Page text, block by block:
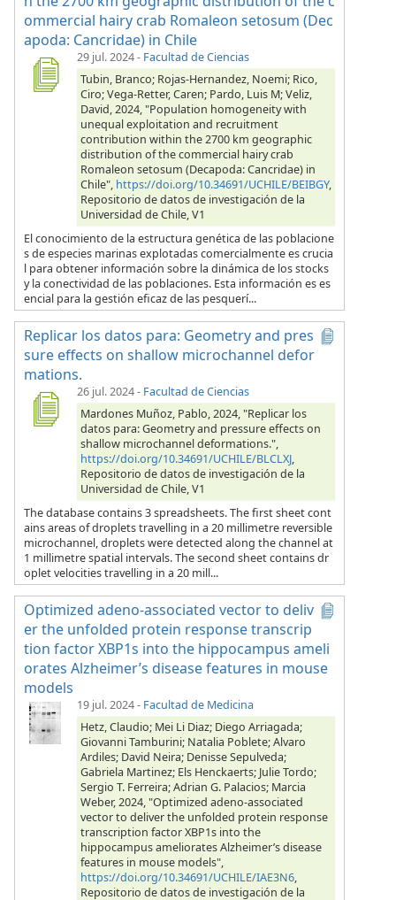
ommercial hairy crab Romaleon setosum (Dec
apoda: Cancridae) in Chile
29 jul. 2024- Facultad de Ciencias
Tubin, Branco; Rojas-Hernandez, Noemi; Rico,
Ciro; Vega-Retter, Caren; Pardo, Luis M; Veliz,
David, 2024, "Population homogeneity with
unequal exploitation and recruitment
contribution within the 2700 km geographic
distribution of the commercial hairy crab
Romaleon setosum (Decapoda: Cancridae) in
Chile", https://doi.org/10.34691/UCHILE/BEIBGY,
Repositorio de datos de investigación de la
Universidad de Chile, V1
El conocimiento de la estructura genética de las poblacione
s de especies marinas explotadas comercialmente es crucia
l para obtener información sobre la dinámica de los stocks
y la conectividad de las poblaciones. Esta información es es
encial para la gestión eficaz de las pesquerí...
Replicar los datos para: Geometry and pres
sure effects on shallow microchannel defor
mations.
26 jul. 2024- Facultad de Ciencias
Mardones Muñoz, Pablo, 2024, "Replicar los
datos para: Geometry and pressure effects on
shallow microchannel deformations.",
https://doi.org/10.34691/UCHILE/BLCLXJ,
Repositorio de datos de investigación de la
Universidad de Chile, V1
The database contains 3 spreadsheets. The first sheet cont
ains areas of droplets travelling in a 20 millimetre reversible
microchannel, droplets were detected along the channel at
1 millimetre spatial intervals. The second sheet contains dr
oplet velocities travelling in a 20 mill...
Optimized adeno-associated vector to deliv
er the unfolded protein response transcrip
tion factor XBP1s into the hippocampus ameli
orates Alzheimer’s disease features in mouse
models
19 jul. 2024- Facultad de Medicina
Hetz, Claudio; Mei Li Diaz; Diego Arriagada;
Giovanni Tamburini; Natalia Poblete; Alvaro
Ardiles; David Neira; Denisse Sepulveda;
Gabriela Martinez; Els Henckaerts; Julie Tordo;
Sergio T. Ferreira; Adrian G. Palacios; Marcia
Weber, 2024, "Optimized adeno-associated
vector to deliver the unfolded protein response
transcription factor XBP1s into the
hippocampus ameliorates Alzheimer’s disease
features in mouse models",
https://doi.org/10.34691/UCHILE/IAE3N6,
Repositorio de datos de investigación de la